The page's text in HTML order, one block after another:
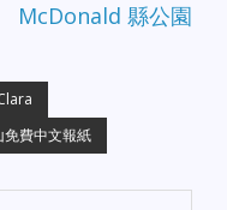
McDonald 縣公園
免費中文報紙